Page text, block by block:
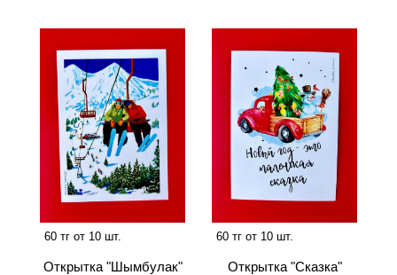
60 тг от 10 шт.
Открытка "Шымбулак"
60 тг от 10 шт.
Открытка "Сказка"